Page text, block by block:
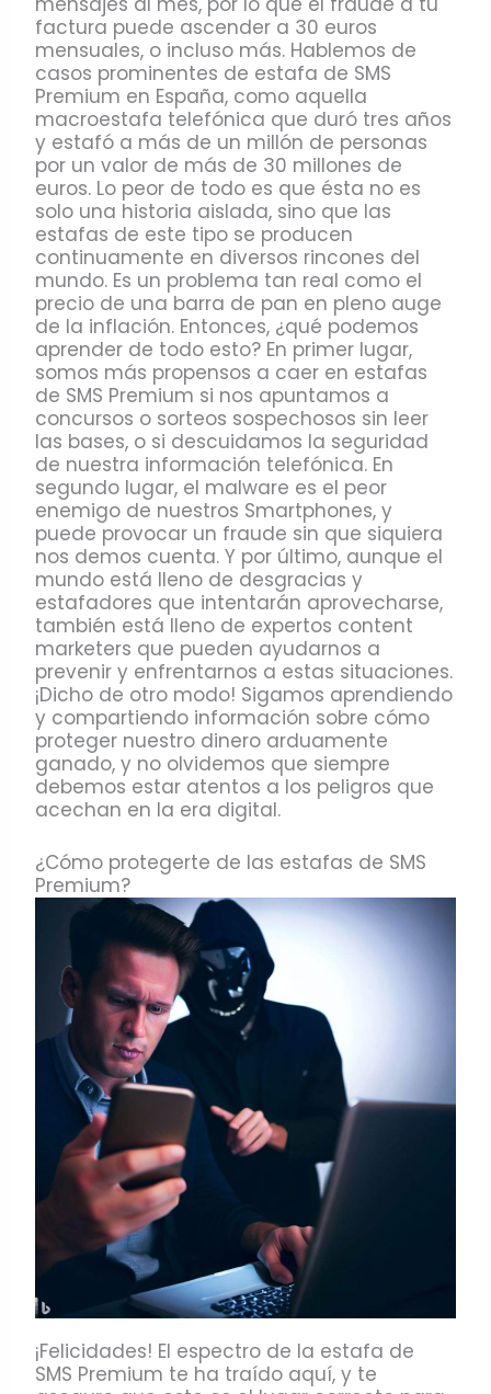
factura puede ascender a 30 euros
mensuales, o incluso más. Hablemos de
casos prominentes de estafa de SMS
Premium en España, como aquella
macroestafa telefónica que duró tres años
y estafó a más de un millón de personas
por un valor de más de 30 millones de
euros. Lo peor de todo es que ésta no es
solo una historia aislada, sino que las
estafas de este tipo se producen
continuamente en diversos rincones del
mundo. Es un problema tan real como el
precio de una barra de pan en pleno auge
de la inflación. Entonces, ¿qué podemos
aprender de todo esto? En primer lugar,
somos más propensos a caer en estafas
de SMS Premium si nos apuntamos a
concursos o sorteos sospechosos sin leer
las bases, o si descuidamos la seguridad
de nuestra información telefónica. En
segundo lugar, el malware es el peor
enemigo de nuestros Smartphones, y
puede provocar un fraude sin que siquiera
nos demos cuenta. Y por último, aunque el
mundo está lleno de desgracias y
estafadores que intentarán aprovecharse,
también está lleno de expertos content
marketers que pueden ayudarnos a
prevenir y enfrentarnos a estas situaciones.
¡Dicho de otro modo! Sigamos aprendiendo
y compartiendo información sobre cómo
proteger nuestro dinero arduamente
ganado, y no olvidemos que siempre
debemos estar atentos a los peligros que
acechan en la era digital.
¿Cómo protegerte de las estafas de SMS
Premium?
¡Felicidades! El espectro de la estafa de
SMS Premium te ha traído aquí, y te